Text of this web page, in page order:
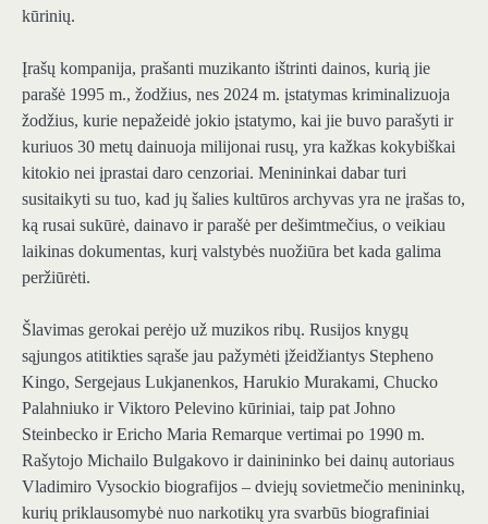
kūrinių.
Įrašų kompanija, prašanti muzikanto ištrinti dainos, kurią jie
parašė 1995 m., žodžius, nes 2024 m. įstatymas kriminalizuoja
žodžius, kurie nepažeidė jokio įstatymo, kai jie buvo parašyti ir
kuriuos 30 metų dainuoja milijonai rusų, yra kažkas kokybiškai
kitokio nei įprastai daro cenzoriai. Menininkai dabar turi
susitaikyti su tuo, kad jų šalies kultūros archyvas yra ne įrašas to,
ką rusai sukūrė, dainavo ir parašė per dešimtmečius, o veikiau
laikinas dokumentas, kurį valstybės nuožiūra bet kada galima
peržiūrėti.
Šlavimas gerokai perėjo už muzikos ribų. Rusijos knygų
sąjungos atitikties sąraše jau pažymėti įžeidžiantys Stepheno
Kingo, Sergejaus Lukjanenkos, Harukio Murakami, Chucko
Palahniuko ir Viktoro Pelevino kūriniai, taip pat Johno
Steinbecko ir Ericho Maria Remarque vertimai po 1990 m.
Rašytojo Michailo Bulgakovo ir dainininko bei dainų autoriaus
Vladimiro Vysockio biografijos – dviejų sovietmečio menininkų,
kurių priklausomybė nuo narkotikų yra svarbūs biografiniai